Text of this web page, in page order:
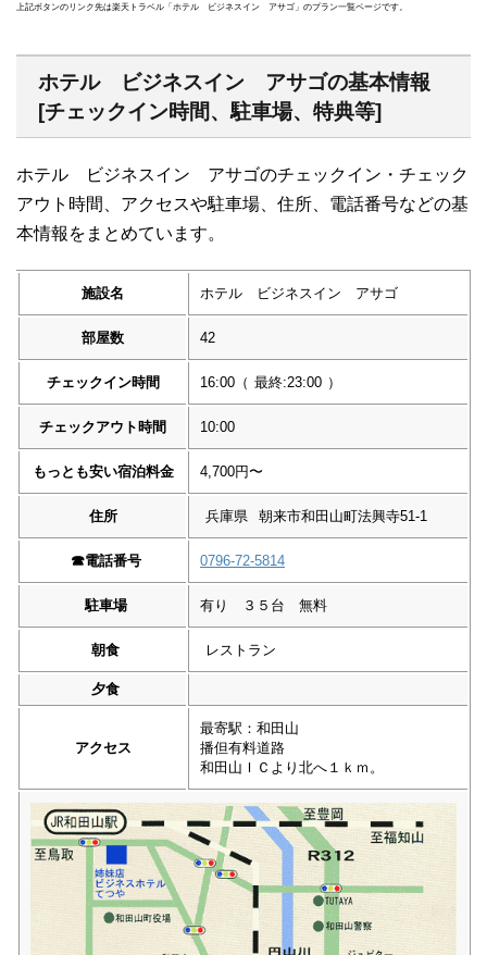
上記ボタンのリンク先は楽天トラベル「ホテル ビジネスイン アサゴ」のプラン一覧ページです。
ホテル ビジネスイン アサゴの基本情報
[チェックイン時間、駐車場、特典等]
ホテル ビジネスイン アサゴのチェックイン・チェック
アウト時間、アクセスや駐車場、住所、電話番号などの基
本情報をまとめています。
施設名 ホテル ビジネスイン アサゴ
部屋数 42
チェックイン時間 16:00 （ 最終:23:00 ）
チェックアウト時間 10:00
もっとも安い宿泊料金 4,700円〜
住所 兵庫県 朝来市和田山町法興寺51-1
☎︎電話番号 0796-72-5814
駐車場 有り ３５台 無料
朝食 レストラン
夕食
アクセス
最寄駅：和田山
播但有料道路
和田山ＩＣより北へ１ｋｍ。